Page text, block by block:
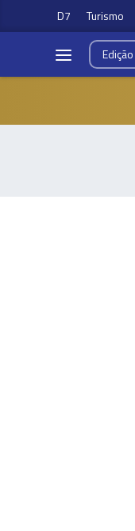
D7 Turismo
Edição